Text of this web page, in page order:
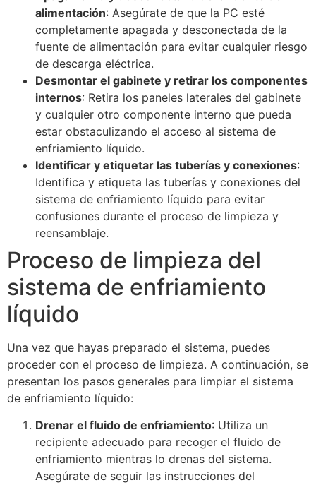
alimentación: Asegúrate de que la PC esté
completamente apagada y desconectada de la
fuente de alimentación para evitar cualquier riesgo
de descarga eléctrica.
Desmontar el gabinete y retirar los componentes
internos: Retira los paneles laterales del gabinete
y cualquier otro componente interno que pueda
estar obstaculizando el acceso al sistema de
enfriamiento líquido.
Identificar y etiquetar las tuberías y conexiones:
Identifica y etiqueta las tuberías y conexiones del
sistema de enfriamiento líquido para evitar
confusiones durante el proceso de limpieza y
reensamblaje.
Proceso de limpieza del
sistema de enfriamiento
líquido
Una vez que hayas preparado el sistema, puedes
proceder con el proceso de limpieza. A continuación, se
presentan los pasos generales para limpiar el sistema
de enfriamiento líquido:
Drenar el fluido de enfriamiento: Utiliza un
recipiente adecuado para recoger el fluido de
enfriamiento mientras lo drenas del sistema.
Asegúrate de seguir las instrucciones del